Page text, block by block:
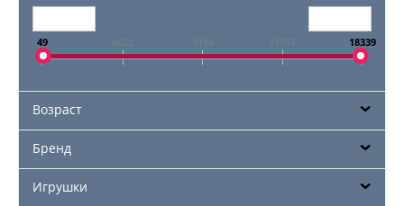
49 18339
Возраст
Бренд
Игрушки